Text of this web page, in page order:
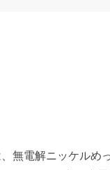
無電解ニッケルめ